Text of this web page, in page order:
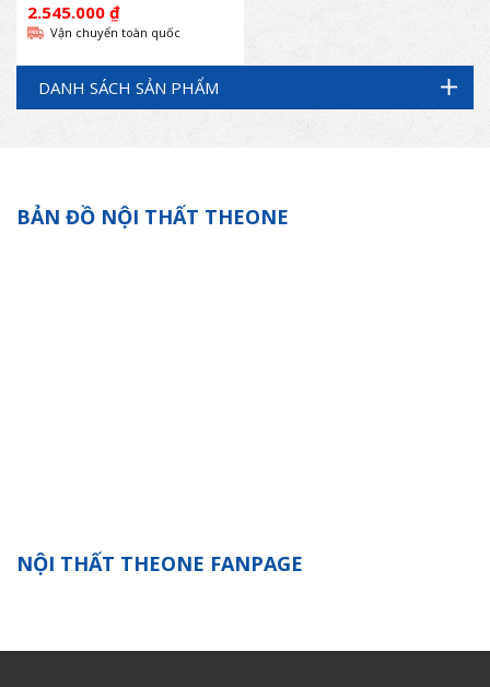
2.545.000 ₫
Vận chuyển toàn quốc
DANH SÁCH SẢN PHẨM
BẢN ĐỒ NỘI THẤT THEONE
NỘI THẤT THEONE FANPAGE